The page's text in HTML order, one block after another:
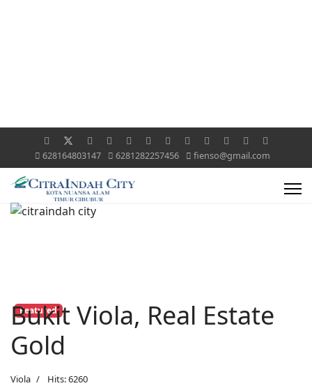
628164803147 6281282257456 fienso@gmail.com
Featured
Bukit Viola, Real Estate
Gold
Viola Hits: 6260